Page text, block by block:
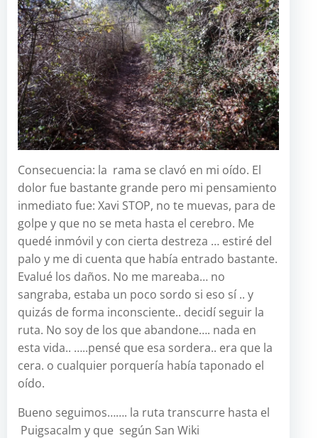
Consecuencia: la rama se clavó en mi oído. El
dolor fue bastante grande pero mi pensamiento
inmediato fue: Xavi STOP, no te muevas, para de
golpe y que no se meta hasta el cerebro. Me
quedé inmóvil y con cierta destreza … estiré del
palo y me di cuenta que había entrado bastante.
Evalué los daños. No me mareaba… no
sangraba, estaba un poco sordo si eso sí .. y
quizás de forma inconsciente.. decidí seguir la
ruta. No soy de los que abandone…. nada en
esta vida.. …..pensé que esa sordera.. era que la
cera. o cualquier porquería había taponado el
oído.
Bueno seguimos……. la ruta transcurre hasta el
Puigsacalm y que según San Wiki